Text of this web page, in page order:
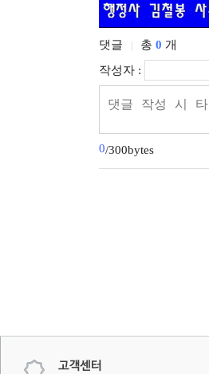
댓글 총 0 개
작성자 :
0/300bytes